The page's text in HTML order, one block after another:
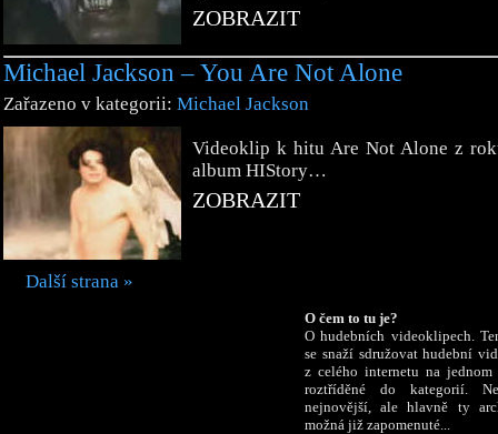
ZOBRAZIT
Michael Jackson – You Are Not Alone
Zařazeno v kategorii: Michael Jackson
Videoklip k hitu Are Not Alone z
album HIStory…
ZOBRAZIT
Další strana »
O čem to tu je?
O hudebních videoklipech.
se snaží sdružovat hudební
z celého internetu na jednom
roztříděné do kategorií.
nejnovější, ale hlavně ty
možná již zapomenuté...